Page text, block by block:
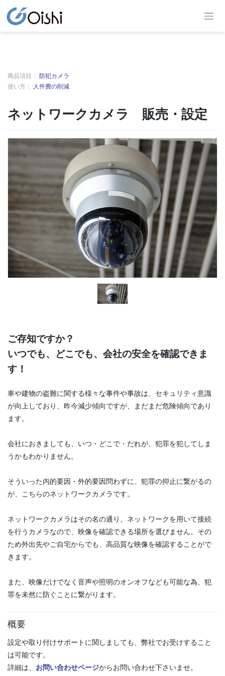
商品項目： 防犯カメラ
使い方：
人件費の削減
ネットワークカメラ 販売・設定
ご存知ですか？
いつでも、どこでも、会社の安全を確認できま
す！
車や建物の盗難に関する様々な事件や事故は、セキュリティ意識
が向上しており、昨今減少傾向ですが、まだまだ危険傾向であり
ます。
会社におきましても、いつ・どこで・だれが、犯罪を犯してしま
うかもわかりません。
そういった内的要因・外的要因問わずに、犯罪の抑止に繋がるの
が、こちらのネットワークカメラです。
ネットワークカメラはその名の通り、ネットワークを用いて接続
を行うカメラなので、映像を確認できる場所を選びません。その
ため外出先やご自宅からでも、高品質な映像を確認することがで
きます。
また、映像だけでなく音声や照明のオンオフなども可能な為、犯
罪を未然に防ぐことに繋がります。
概要
設定や取り付けサポートに関しましても、弊社でお受けすること
は可能です。
詳細は、 お問い合わせページからお問い合わせ下さいませ。